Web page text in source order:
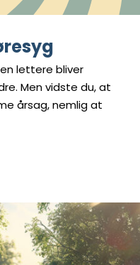
lettere bliver
Men vidste du, at
årsag, nemlig at